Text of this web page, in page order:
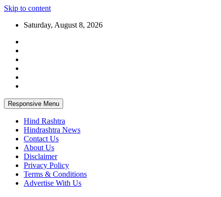
Skip to content
Saturday, August 8, 2026
Responsive Menu
Hind Rashtra
Hindrashtra News
Contact Us
About Us
Disclaimer
Privacy Policy
Terms & Conditions
Advertise With Us